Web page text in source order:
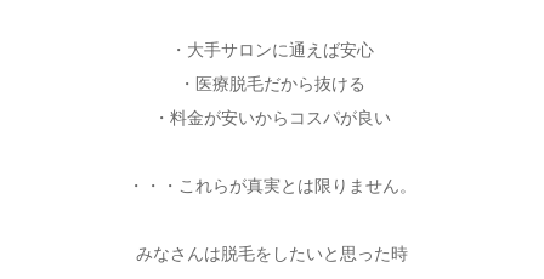
・大手サロンに通えば安心
・医療脱毛だから抜ける
・料金が安いからコスパが良い
・・・これらが真実とは限りません。
みなさんは脱毛をしたいと思った時